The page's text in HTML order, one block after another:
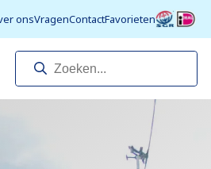
onsVragenContactFavorieten